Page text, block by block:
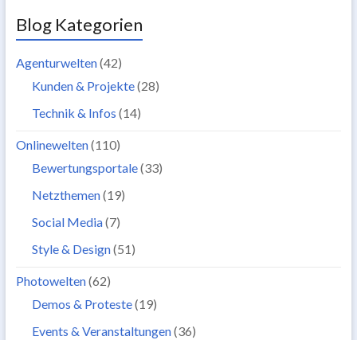
Blog Kategorien
Agenturwelten(42)
Kunden & Projekte(28)
Technik & Infos (14)
Onlinewelten(110)
Bewertungsportale(33)
Netzthemen(19)
Social Media(7)
Style & Design(51)
Photowelten(62)
Demos & Proteste(19)
Events & Veranstaltungen(36)